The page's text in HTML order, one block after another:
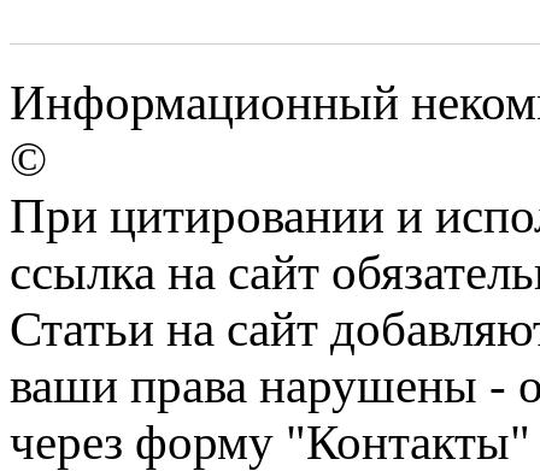
Информационный
©
При цитировании и
ссылка на сайт
Статьи на сайт
ваши права нарушены -
через форму "Контакты"